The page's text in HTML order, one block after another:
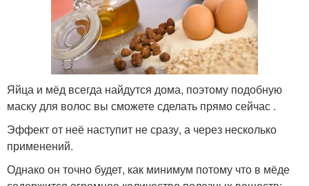
Яйца и мёд всегда найдутся дома, поэтому подобную
маску для волос вы сможете сделать прямо сейчас .
Эффект от неё наступит не сразу, а через несколько
применений.
Однако он точно будет, как минимум потому что в мёде